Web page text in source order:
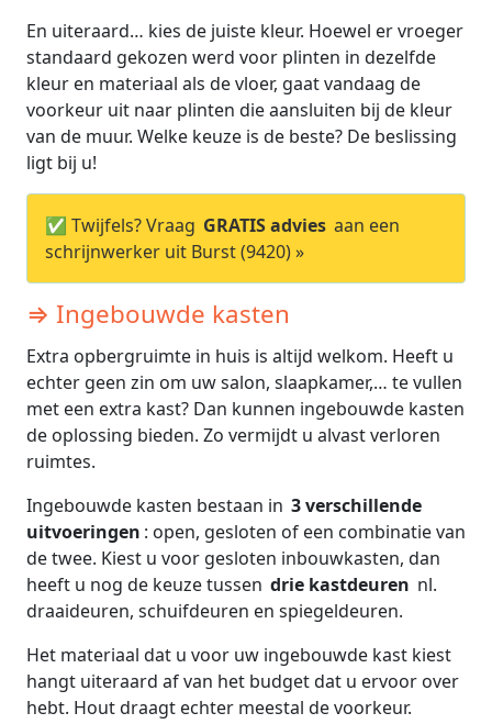
En uiteraard… kies de juiste kleur. Hoewel er vroeger
standaard gekozen werd voor plinten in dezelfde
kleur en materiaal als de vloer, gaat vandaag de
voorkeur uit naar plinten die aansluiten bij de kleur
van de muur. Welke keuze is de beste? De beslissing
ligt bij u!
✅ Twijfels? Vraag GRATIS advies aan een
schrijnwerker uit Burst (9420) »
⇒ Ingebouwde kasten
Extra opbergruimte in huis is altijd welkom. Heeft u
echter geen zin om uw salon, slaapkamer,… te vullen
met een extra kast? Dan kunnen ingebouwde kasten
de oplossing bieden. Zo vermijdt u alvast verloren
ruimtes.
Ingebouwde kasten bestaan in 3 verschillende
uitvoeringen : open, gesloten of een combinatie van
de twee. Kiest u voor gesloten inbouwkasten, dan
heeft u nog de keuze tussen drie kastdeuren nl.
draaideuren, schuifdeuren en spiegeldeuren.
Het materiaal dat u voor uw ingebouwde kast kiest
hangt uiteraard af van het budget dat u ervoor over
hebt. Hout draagt echter meestal de voorkeur.